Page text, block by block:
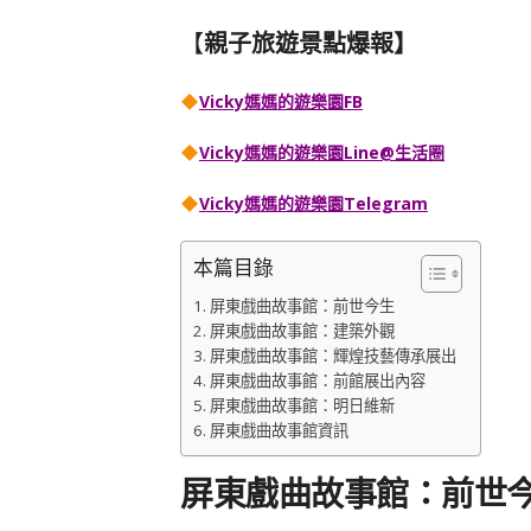
【親子旅遊景點爆報】
Vicky媽媽的遊樂園FB
Vicky媽媽的遊樂園Line@生活圈
Vicky媽媽的遊樂園Telegram
本篇目錄
屏東戲曲故事館：前世今生
屏東戲曲故事館：建築外觀
屏東戲曲故事館：輝煌技藝傳承展出
屏東戲曲故事館：前館展出內容
屏東戲曲故事館：明日維新
屏東戲曲故事館資訊
屏東戲曲故事館：前世